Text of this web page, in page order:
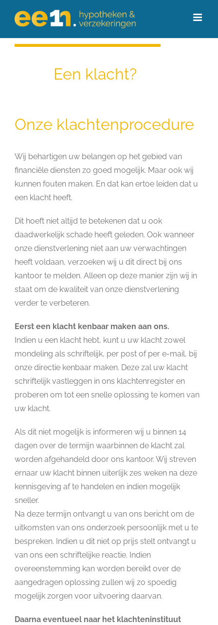
naar
Een klacht?
Onze klachtenprocedure
Wij behartigen uw belangen op het gebied van
financiële diensten zo goed mogelijk. Maar ook wij
kunnen fouten maken. En dat kan ertoe leiden dat u
een klacht heeft.
Dit hoeft niet altijd te betekenen dat u ook
daadwerkelijk schade heeft geleden. Ook wanneer
onze dienstverlening niet aan uw verwachtingen
heeft voldaan, verzoeken wij u dit direct bij ons
kantoor te melden. Alleen op deze manier zijn wij in
staat om de kwaliteit van onze dienstverlening
verder te verbeteren.
Eerst een klacht kenbaar maken aan ons.
Indien u een klacht hebt, kunt u uw klacht zowel
mondeling als schriftelijk, per post of per e-mail, bij
onze directie kenbaar maken. Deze zal uw klacht
schriftelijk vastleggen in ons klachtenregister en
proberen om tot een snelle oplossing te komen van
uw klacht.
Als dit niet mogelijk is informeren wij u binnen 14
dagen over de termijn waarbinnen de klacht zal
worden afgehandeld door ons kantoor. Wij streven
ernaar uw klacht binnen uiterlijk zes weken na deze
kennisgeving af te handelen en indien mogelijk
sneller.
Na deze termijn ontvangt u van ons bericht om de
uitkomsten van ons onderzoek persoonlijk met u te
bespreken. Indien u dit niet op prijs stelt ontvangt u
van ons een schriftelijke reactie. Indien
overeenstemming kan worden bereikt over de
aangedragen oplossing zullen wij zo spoedig
mogelijk zorgen voor uitvoering daarvan.
Daarna eventueel naar het klachteninstituut